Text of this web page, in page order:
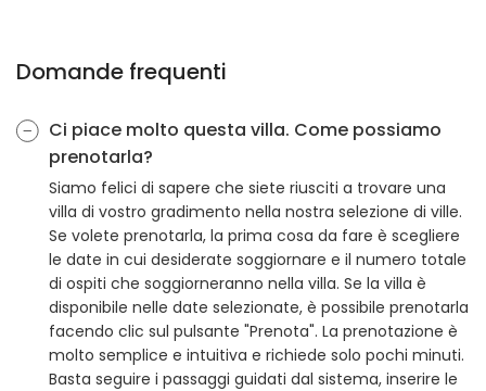
Domande frequenti
Ci piace molto questa villa. Come possiamo
prenotarla?
Siamo felici di sapere che siete riusciti a trovare una
villa di vostro gradimento nella nostra selezione di ville.
Se volete prenotarla, la prima cosa da fare è scegliere
le date in cui desiderate soggiornare e il numero totale
di ospiti che soggiorneranno nella villa. Se la villa è
disponibile nelle date selezionate, è possibile prenotarla
facendo clic sul pulsante "Prenota". La prenotazione è
molto semplice e intuitiva e richiede solo pochi minuti.
Basta seguire i passaggi guidati dal sistema, inserire le